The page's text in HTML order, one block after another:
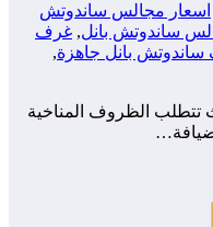
اسعار مجالس ساندوتش
ساندوتش بانل, غرف
بانل جاهزة,
الظروف المناخية
ضيافة…